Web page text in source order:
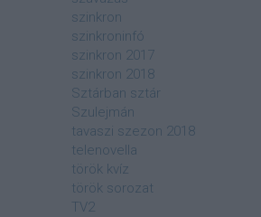
szinkron
szinkroninfó
szinkron 2017
szinkron 2018
Sztárban sztár
Szulejmán
tavaszi szezon 2018
telenovella
török kvíz
török sorozat
TV2